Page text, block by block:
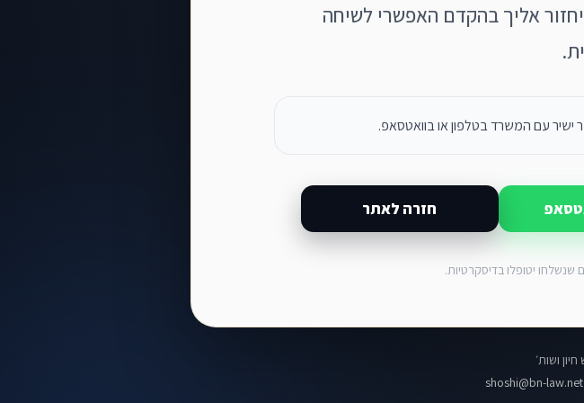
אליך בהקדם האפשרי לשיחה
ישיר עם המשרד בטלפון או בוואטסאפ.
חזרה לאתר
שנשלחו יטופלו בדיסקרטיות.
ושות׳